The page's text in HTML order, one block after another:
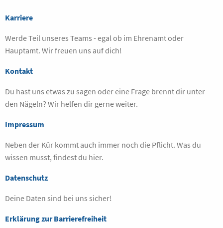
Karriere
Werde Teil unseres Teams - egal ob im Ehrenamt oder
Hauptamt. Wir freuen uns auf dich!
Kontakt
Du hast uns etwas zu sagen oder eine Frage brennt dir unter
den Nägeln? Wir helfen dir gerne weiter.
Impressum
Neben der Kür kommt auch immer noch die Pflicht. Was du
wissen musst, findest du hier.
Datenschutz
Deine Daten sind bei uns sicher!
Erklärung zur Barrierefreiheit